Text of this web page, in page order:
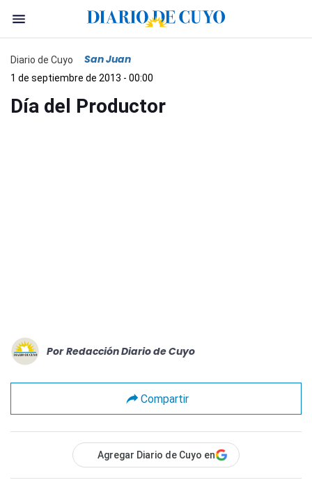
Diario de Cuyo San Juan
1 de septiembre de 2013 - 00:00
Día del Productor
Por Redacción Diario de Cuyo
Compartir
Agregar Diario de Cuyo en